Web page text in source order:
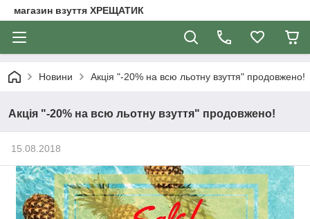
магазин взуття ХРЕЩАТИК
Новини Акція "-20% на всю льотну взуття" продовжено!
Акція "-20% на всю льотну взуття" продовжено!
15.08.2018